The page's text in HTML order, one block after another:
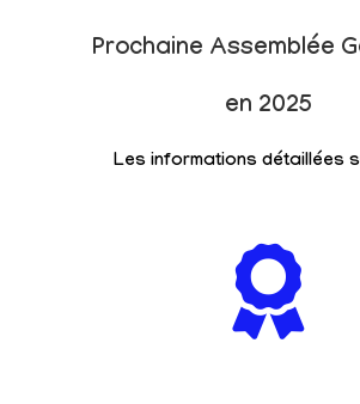
Prochaine Assemblée
en 2025
Les informations détaillées